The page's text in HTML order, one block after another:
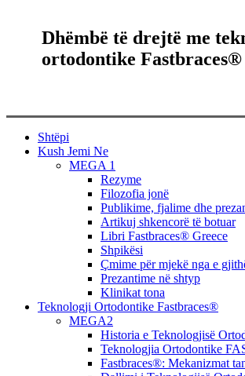
Dhëmbë të drejtë me
ortodontike Fastbraces®
Close
Menu
Shtëpi
Kush Jemi Ne
MEGA 1
Rezyme
Filozofia jonë
Publikime, fjalime dhe
Artikuj shkencorë të botuar
Libri Fastbraces® Greece
Shpikësi
Çmime për mjekë nga e
Prezantime në shtyp
Klinikat tona
Teknologji Ortodontike Fastbraces®
MEGA2
Historia e Teknologjisë
Teknologjia Ortodontike
Fastbraces®: Mekanizmat